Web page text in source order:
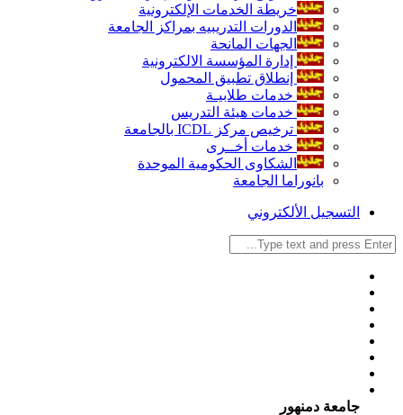
خريطة الخدمات الإلكترونية
الدورات التدريبيه بمراكز الجامعة
الجهات المانحة
إدارة المؤسسة الالكترونية
إنطلاق تطبيق المحمول
خدمات طلابيـة
خدمات هيئة التدريس
ترخيص مركز ICDL بالجامعة
خدمات أخــرى
الشكاوى الحكومية الموحدة
بانوراما الجامعة
التسجيل الألكتروني
جامعة دمنهور